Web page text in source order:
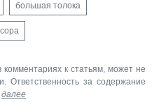
большая толока
к статьям, может не
Ответственность за содержание
далее